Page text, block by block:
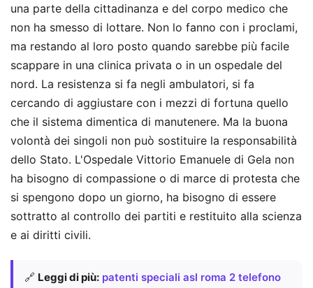
una parte della cittadinanza e del corpo medico che
non ha smesso di lottare. Non lo fanno con i proclami,
ma restando al loro posto quando sarebbe più facile
scappare in una clinica privata o in un ospedale del
nord. La resistenza si fa negli ambulatori, si fa
cercando di aggiustare con i mezzi di fortuna quello
che il sistema dimentica di manutenere. Ma la buona
volontà dei singoli non può sostituire la responsabilità
dello Stato. L'Ospedale Vittorio Emanuele di Gela non
ha bisogno di compassione o di marce di protesta che
si spengono dopo un giorno, ha bisogno di essere
sottratto al controllo dei partiti e restituito alla scienza
e ai diritti civili.
🔗 Leggi di più: patenti speciali asl roma 2 telefono